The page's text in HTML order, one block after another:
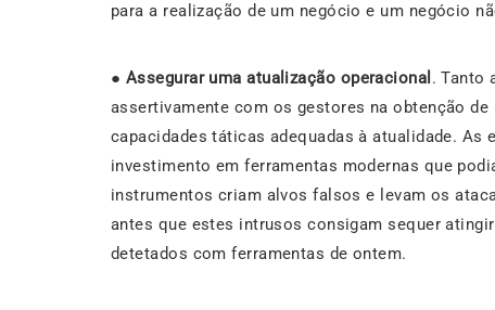
para a realização de um negócio e um negócio
● Assegurar uma atualização operacional . Tanto
assertivamente com os gestores na obtenção
capacidades táticas adequadas à atualidade.
investimento em ferramentas modernas que
instrumentos criam alvos falsos e levam os
antes que estes intrusos consigam sequer
detetados com ferramentas de ontem.